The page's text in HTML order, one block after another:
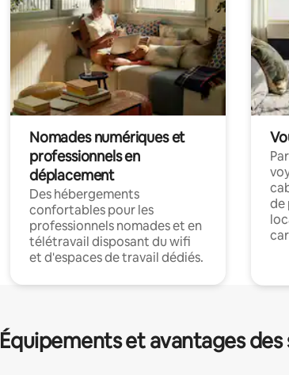
Nomades numériques et
professionnels en
déplacement
Des hébergements
confortables pour les
professionnels nomades et en
télétravail disposant du wifi
et d'espaces de travail dédiés.
de
Équipements et avantages